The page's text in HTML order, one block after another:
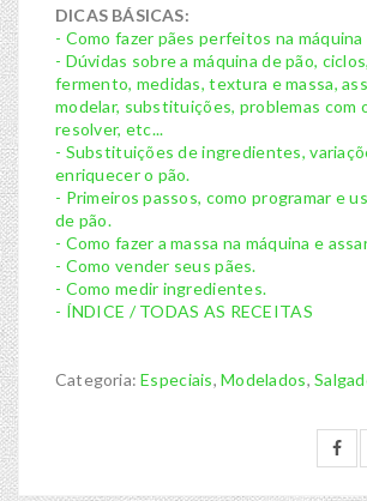
DICAS BÁSICAS:
- Como fazer pães perfeitos na máquina
- Dúvidas sobre a máquina de pão,
fermento, medidas, textura e massa,
modelar, substituições, problemas com
resolver, etc...
- Substituições de ingredientes,
enriquecer o pão.
- Primeiros passos, como programar e
de pão.
- Como fazer a massa na máquina e
- Como vender seus pães.
- Como medir ingredientes.
- ÍNDICE / TODAS AS RECEITAS
Categoria:Especiais,Modelados,